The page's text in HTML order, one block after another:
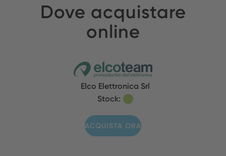
Dove acquistare
online
Elco Elettronica Srl
Stock:
ACQUISTA ORA